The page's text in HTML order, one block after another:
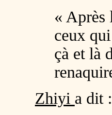
« Après
ceux
çà et là
Zhiyi a dit :